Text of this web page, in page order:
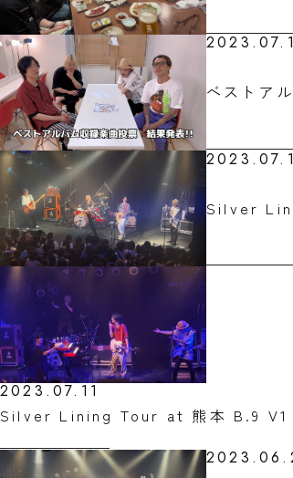
ベストア
Silver
2023.07.11
Silver Lining Tour at 熊本 B.9 V1